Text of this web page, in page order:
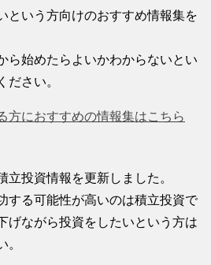
という方向けのおすすめ情報集を
ら始めたらよいかわからないとい
ださい。
方におすすめの情報集はこちら
立投資情報を更新しました。
する可能性が高いのは積立投資で
げながら投資をしたいという方は
。